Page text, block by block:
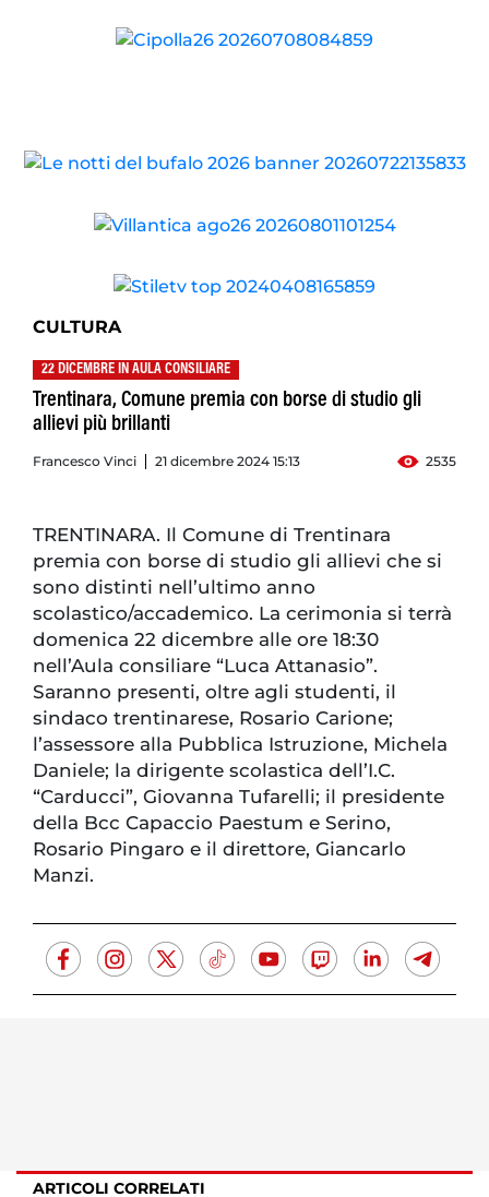
CULTURA
22 DICEMBRE IN AULA CONSILIARE
Trentinara, Comune premia con borse di studio gli
allievi più brillanti
Francesco Vinci 21 dicembre 2024 15:13 2535
TRENTINARA. Il Comune di Trentinara
premia con borse di studio gli allievi che si
sono distinti nell’ultimo anno
scolastico/accademico. La cerimonia si terrà
domenica 22 dicembre alle ore 18:30
nell’Aula consiliare “Luca Attanasio”.
Saranno presenti, oltre agli studenti, il
sindaco trentinarese, Rosario Carione;
l’assessore alla Pubblica Istruzione, Michela
Daniele; la dirigente scolastica dell’I.C.
“Carducci”, Giovanna Tufarelli; il presidente
della Bcc Capaccio Paestum e Serino,
Rosario Pingaro e il direttore, Giancarlo
Manzi.
ARTICOLI CORRELATI